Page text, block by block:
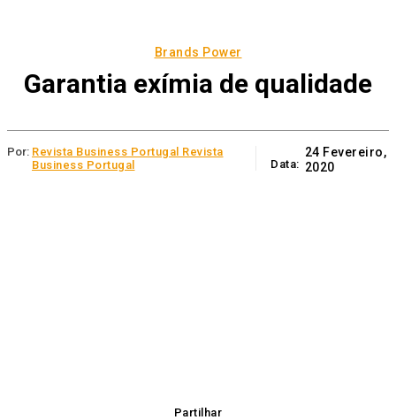
Brands Power
Garantia exímia de qualidade
Por: Revista Business Portugal Revista
Business Portugal
Data:
24 Fevereiro,
2020
Partilhar